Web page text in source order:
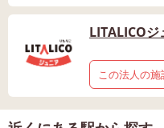
LITALICOジ
この法人の